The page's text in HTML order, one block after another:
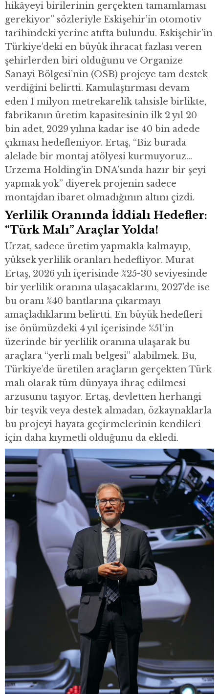
hikâyeyi birilerinin gerçekten tamamlaması
gerekiyor” sözleriyle Eskişehir’in otomotiv
tarihindeki yerine atıfta bulundu. Eskişehir’in
Türkiye’deki en büyük ihracat fazlası veren
şehirlerden biri olduğunu ve Organize
Sanayi Bölgesi’nin (OSB) projeye tam destek
verdiğini belirtti. Kamulaştırması devam
eden 1 milyon metrekarelik tahsisle birlikte,
fabrikanın üretim kapasitesinin ilk 2 yıl 20
bin adet, 2029 yılına kadar ise 40 bin adede
çıkması hedefleniyor. Ertaş, “Biz burada
alelade bir montaj atölyesi kurmuyoruz…
Urzema Holding’in DNA’sında hazır bir şeyi
yapmak yok” diyerek projenin sadece
montajdan ibaret olmadığının altını çizdi.
Yerlilik Oranında İddialı Hedefler:
“Türk Malı” Araçlar Yolda!
Urzat, sadece üretim yapmakla kalmayıp,
yüksek yerlilik oranları hedefliyor. Murat
Ertaş, 2026 yılı içerisinde %25-30 seviyesinde
bir yerlilik oranına ulaşacaklarını, 2027’de ise
bu oranı %40 bantlarına çıkarmayı
amaçladıklarını belirtti. En büyük hedefleri
ise önümüzdeki 4 yıl içerisinde %51’in
üzerinde bir yerlilik oranına ulaşarak bu
araçlara “yerli malı belgesi” alabilmek. Bu,
Türkiye’de üretilen araçların gerçekten Türk
malı olarak tüm dünyaya ihraç edilmesi
arzusunu taşıyor. Ertaş, devletten herhangi
bir teşvik veya destek almadan, özkaynaklarla
bu projeyi hayata geçirmelerinin kendileri
için daha kıymetli olduğunu da ekledi.